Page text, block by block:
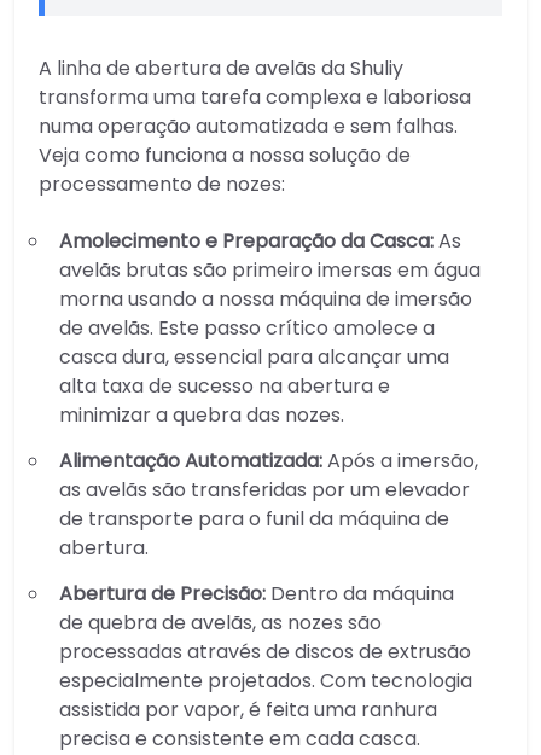
A linha de abertura de avelãs da Shuliy
transforma uma tarefa complexa e laboriosa
numa operação automatizada e sem falhas.
Veja como funciona a nossa solução de
processamento de nozes:
Amolecimento e Preparação da Casca:As
avelãs brutas são primeiro imersas em água
morna usando a nossa máquina de imersão
de avelãs. Este passo crítico amolece a
casca dura, essencial para alcançar uma
alta taxa de sucesso na abertura e
minimizar a quebra das nozes.
Alimentação Automatizada:Após a imersão,
as avelãs são transferidas por um elevador
de transporte para o funil da máquina de
abertura.
Abertura de Precisão: Dentro da máquina
de quebra de avelãs, as nozes são
processadas através de discos de extrusão
especialmente projetados. Com tecnologia
assistida por vapor, é feita uma ranhura
precisa e consistente em cada casca.